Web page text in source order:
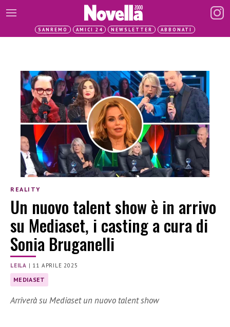
SANREMO AMICI 24 NEWSLETTER ABBONATI
REALITY
Un nuovo talent show è in arrivo
su Mediaset, i casting a cura di
Sonia Bruganelli
LEILA | 11 APRILE 2025
MEDIASET
Arriverà su Mediaset un nuovo talent show